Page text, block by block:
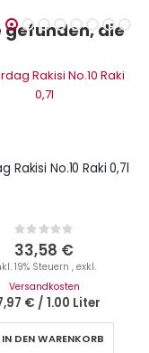
gefunden, die
Rakisi No.10 Raki 0,7l
Rating:
0%
33,58 €
19% Steuern , exkl.
Versandkosten
€ / 1.00 Liter
IN DEN WARENKORB